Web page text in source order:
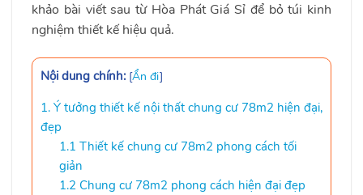
khảo bài viết sau từ Hòa Phát Giá Sỉ để bỏ túi kinh
nghiệm thiết kế hiệu quả.
Nội dung chính: [Ẩn đi]
1. Ý tưởng thiết kế nội thất chung cư 78m2 hiện đại,
đẹp
1.1 Thiết kế chung cư 78m2 phong cách tối
giản
1.2 Chung cư 78m2 phong cách hiện đại đẹp